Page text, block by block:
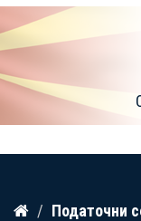
ПрескокнетеПодаточни